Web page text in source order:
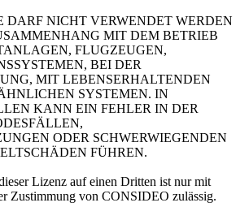
DARF NICHT VERWENDET WERDEN
MIT DEM BETRIEB
FLUGZEUGEN,
BEI DER
MIT LEBENSERHALTENDEN
SYSTEMEN. IN
KANN EIN FEHLER IN DER
ODER SCHWERWIEGENDEN
FÜHREN.
Lizenz auf einen Dritten ist nur mit
Zustimmung von CONSIDEO zulässig.